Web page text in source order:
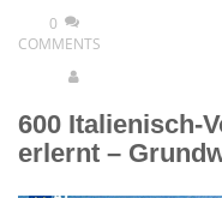
0
COMMENTS
600 Italienisch-
erlernt –